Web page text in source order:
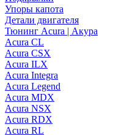
Упоры капота
Детали двигателя
Тюнинг Acura | Акура
Acura CL
Acura CSX
Acura ILX
Acura Integra
Acura Legend
Acura MDX
Acura NSX
Acura RDX
Acura RL